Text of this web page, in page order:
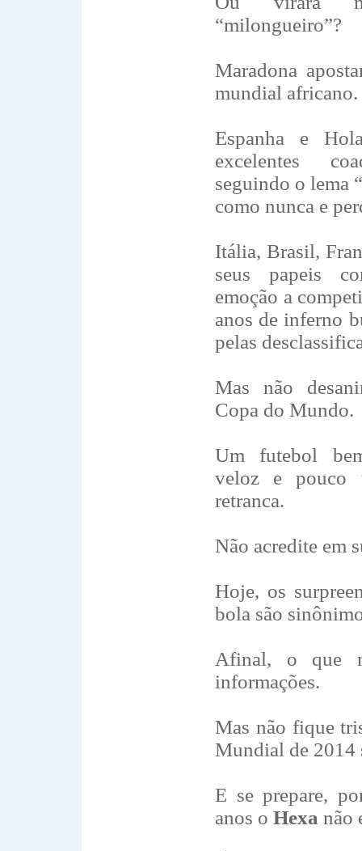
“milongueiro”?
Maradona
mundial africano.
Espanha e
excelentes
seguindo o lema
como nunca e
Itália, Brasil,
seus papeis
emoção a
anos de inferno
pelas
Mas não
Copa do Mundo.
Um futebol
veloz e pouco
retranca.
Não acredite em
Hoje, os
bola são
Afinal, o que
informações.
Mas não fique
Mundial de 2014
E se prepare,
anos o Hexa não